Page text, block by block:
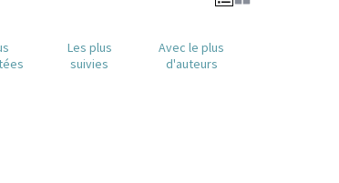
Les plus
suivies
Avec le plus
d'auteurs